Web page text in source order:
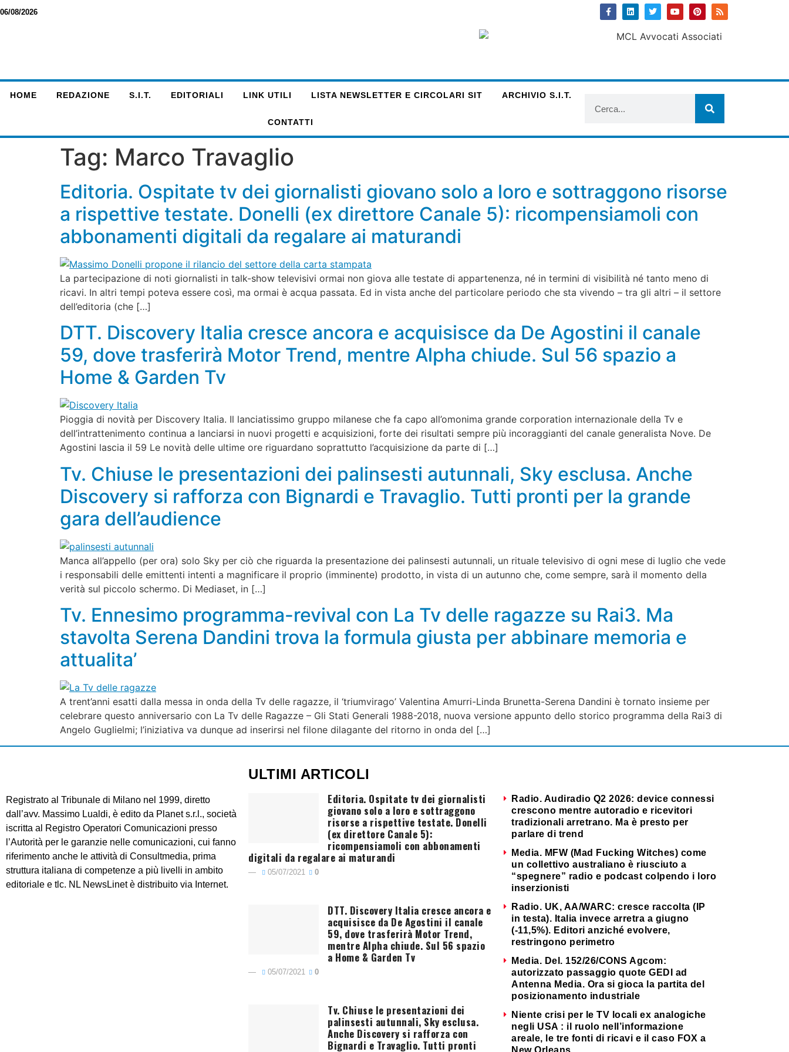
06/08/2026
HOME REDAZIONE S.I.T. EDITORIALI LINK UTILI LISTA NEWSLETTER E CIRCOLARI SIT ARCHIVIO S.I.T.
CONTATTI
Tag: Marco Travaglio
Editoria. Ospitate tv dei giornalisti giovano solo a loro e sottraggono risorse
a rispettive testate. Donelli (ex direttore Canale 5): ricompensiamoli con
abbonamenti digitali da regalare ai maturandi
La partecipazione di noti giornalisti in talk-show televisivi ormai non giova alle testate di appartenenza, né in termini di visibilità né tanto meno di
ricavi. In altri tempi poteva essere così, ma ormai è acqua passata. Ed in vista anche del particolare periodo che sta vivendo – tra gli altri – il settore
dell’editoria (che […]
DTT. Discovery Italia cresce ancora e acquisisce da De Agostini il canale
59, dove trasferirà Motor Trend, mentre Alpha chiude. Sul 56 spazio a
Home & Garden Tv
Pioggia di novità per Discovery Italia. Il lanciatissimo gruppo milanese che fa capo all’omonima grande corporation internazionale della Tv e
dell’intrattenimento continua a lanciarsi in nuovi progetti e acquisizioni, forte dei risultati sempre più incoraggianti del canale generalista Nove. De
Agostini lascia il 59 Le novità delle ultime ore riguardano soprattutto l’acquisizione da parte di […]
Tv. Chiuse le presentazioni dei palinsesti autunnali, Sky esclusa. Anche
Discovery si rafforza con Bignardi e Travaglio. Tutti pronti per la grande
gara dell’audience
Manca all’appello (per ora) solo Sky per ciò che riguarda la presentazione dei palinsesti autunnali, un rituale televisivo di ogni mese di luglio che vede
i responsabili delle emittenti intenti a magnificare il proprio (imminente) prodotto, in vista di un autunno che, come sempre, sarà il momento della
verità sul piccolo schermo. Di Mediaset, in […]
Tv. Ennesimo programma-revival con La Tv delle ragazze su Rai3. Ma
stavolta Serena Dandini trova la formula giusta per abbinare memoria e
attualita’
A trent’anni esatti dalla messa in onda della Tv delle ragazze, il ‘triumvirago’ Valentina Amurri-Linda Brunetta-Serena Dandini è tornato insieme per
celebrare questo anniversario con La Tv delle Ragazze – Gli Stati Generali 1988-2018, nuova versione appunto dello storico programma della Rai3 di
Angelo Guglielmi; l’iniziativa va dunque ad inserirsi nel filone dilagante del ritorno in onda del […]
Registrato al Tribunale di Milano nel 1999, diretto
dall’avv. Massimo Lualdi, è edito da Planet s.r.l., società
iscritta al Registro Operatori Comunicazioni presso
l’Autorità per le garanzie nelle comunicazioni, cui fanno
riferimento anche le attività di Consultmedia, prima
struttura italiana di competenze a più livelli in ambito
editoriale e tlc. NL NewsLinet è distribuito via Internet.
ULTIMI ARTICOLI
Editoria. Ospitate tv dei giornalisti
giovano solo a loro e sottraggono
risorse a rispettive testate. Donelli
(ex direttore Canale 5):
ricompensiamoli con abbonamenti
digitali da regalare ai maturandi
05/07/2021 0
DTT. Discovery Italia cresce ancora e
acquisisce da De Agostini il canale
59, dove trasferirà Motor Trend,
mentre Alpha chiude. Sul 56 spazio
a Home & Garden Tv
05/07/2021 0
Tv. Chiuse le presentazioni dei
palinsesti autunnali, Sky esclusa.
Anche Discovery si rafforza con
Bignardi e Travaglio. Tutti pronti
Radio. Audiradio Q2 2026: device connessi
crescono mentre autoradio e ricevitori
tradizionali arretrano. Ma è presto per
parlare di trend
Media. MFW (Mad Fucking Witches) come
un collettivo australiano è riusciuto a
“spegnere” radio e podcast colpendo i loro
inserzionisti
Radio. UK, AA/WARC: cresce raccolta (IP
in testa). Italia invece arretra a giugno
(-11,5%). Editori anziché evolvere,
restringono perimetro
Media. Del. 152/26/CONS Agcom:
autorizzato passaggio quote GEDI ad
Antenna Media. Ora si gioca la partita del
posizionamento industriale
Niente crisi per le TV locali ex analogiche
negli USA : il ruolo nell’informazione
areale, le tre fonti di ricavi e il caso FOX a
New Orleans